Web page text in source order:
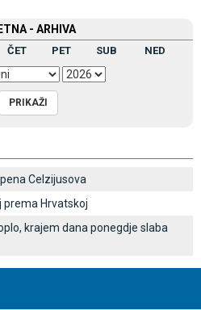
- ARHIVA
ČET PET SUB NED
Celzijusova
prema Hrvatskoj
krajem dana ponegdje slaba